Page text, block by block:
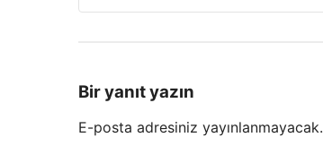
Bir yanıt yazın
E-posta adresiniz yayınlanmayacak.